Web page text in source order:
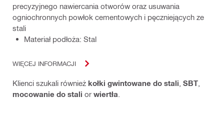
precyzyjnego nawiercania otworów oraz usuwania
ogniochronnych powłok cementowych i pęczniejących ze
stali
Materiał podłoża: Stal
WIĘCEJ INFORMACJI
Klienci szukali również kołki gwintowane do stali SBT
mocowanie do stali or wiertła